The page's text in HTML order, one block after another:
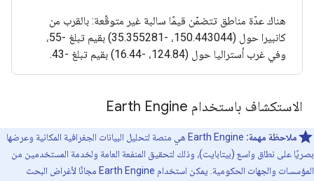
هناك عدّة مناطق تتضمّن قيمًا سالبة غير متوقّعة: بالقرب من
كانبيرا حول (150.443044، -35.355281) بقيم تبلغ -55،
وفي غرب أستراليا حول (124.84، -16.44) بقيم تبلغ -43.
الاستكشاف باستخدام Earth Engine
ملاحظة مهمة:
‫Earth Engine هي منصة لتحليل البيانات الجغرافية المكانية وعرضها
بصريًا على نطاق واسع (بيتابايت)، وذلك لتحقيق المنفعة العامة ولخدمة المستخدمين من
المؤسسات والجهات الحكومية. يمكن استخدام Earth Engine مجانًا لأغراض البحث